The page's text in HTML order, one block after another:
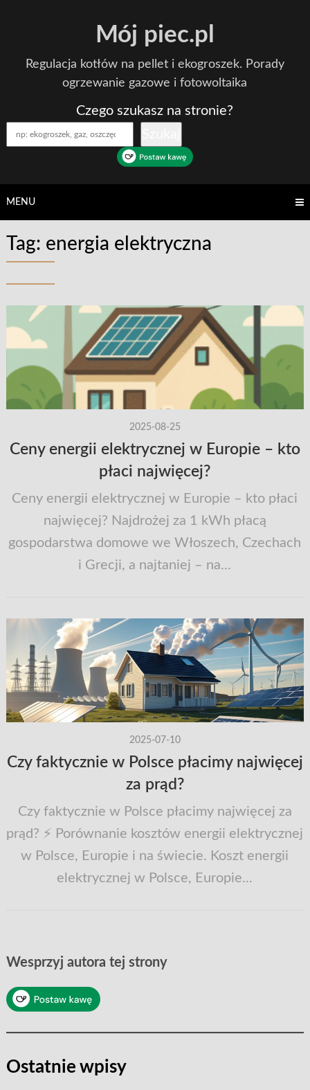
Mój piec.pl
Regulacja kotłów na pellet i ekogroszek. Porady
ogrzewanie gazowe i fotowoltaika
Czego szukasz na stronie?
MENU
Tag: energia elektryczna
2025-08-25
Ceny energii elektrycznej w Europie – kto
płaci najwięcej?
Ceny energii elektrycznej w Europie – kto płaci
najwięcej? Najdrożej za 1 kWh płacą
gospodarstwa domowe we Włoszech, Czechach
i Grecji, a najtaniej – na...
2025-07-10
Czy faktycznie w Polsce płacimy najwięcej
za prąd?
Czy faktycznie w Polsce płacimy najwięcej za
prąd? ⚡ Porównanie kosztów energii elektrycznej
w Polsce, Europie i na świecie. Koszt energii
elektrycznej w Polsce, Europie...
Wesprzyj autora tej strony
Ostatnie wpisy